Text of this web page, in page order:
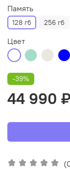
Память
128 гб 256 гб
Цвет
-39%
44 990